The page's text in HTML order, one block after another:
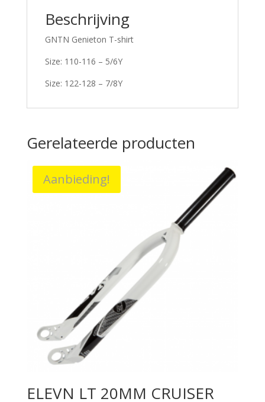
Beschrijving
GNTN Genieton T-shirt
Size: 110-116 – 5/6Y
Size: 122-128 – 7/8Y
Gerelateerde producten
Aanbieding!
ELEVN LT 20MM CRUISER